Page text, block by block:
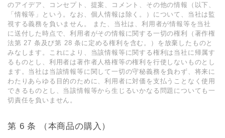
のアイデア、コンセプト、提案、コメント、その他の情報（以下、
「情報等」という。なお、個⼈情報は除く。）について、当社は監
視する義務を負いません。 また、当社は、利⽤者が情報等を当社
に送付した時点で、利⽤者がその情報に関する⼀切の権利（著作権
法第 27 条及び第 28 条に定める権利を含む。）を放棄したものと
みなします。これにより、当該情報等に関する権利は当社に帰属す
るものとし、利⽤者は著作者⼈格権等の権利を⾏使しないものとし
ます。当社は当該情報等に関して⼀切の守秘義務を負わず、将来に
わたりあらゆる⽬的のために、利⽤者に対価を⽀払うことなく使⽤
できるものとし、当該情報等から⽣じるいかなる問題についても⼀
切責任を負いません。
第 6 条 （本商品の購⼊）